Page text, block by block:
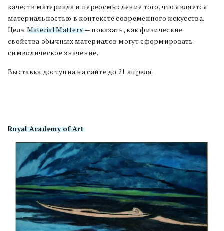
качеств материала и переосмысление того, что является
материальностью в контексте современного искусства.
Цель Material Matters— показать, как физические
свойства обычных материалов могут сформировать
символическое значение.
Выставка доступна на сайте до 21 апреля.
Royal Academy of Art